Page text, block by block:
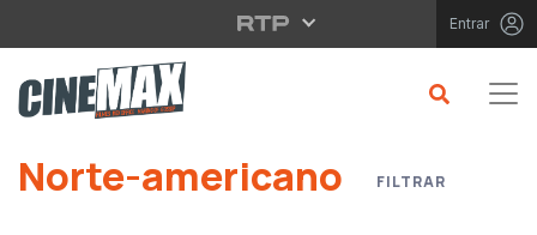
Saltar para o conteúdo principal Entrar
Norte-americano FILTRAR